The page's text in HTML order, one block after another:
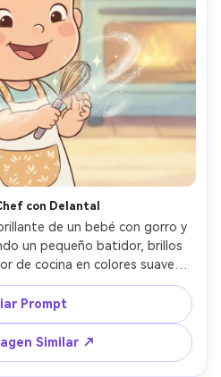
con Delantal
de un bebé con gorro y
un pequeño batidor, brillos
de cocina en colores suaves,
cálido y juguetón, estilo de
lente de 85mm, poca
cinematográfica suave
ar 4:5
Prompt
Similar ↗